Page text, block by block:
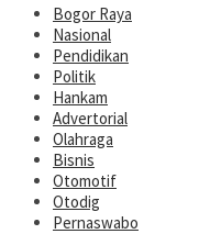
Bogor Raya
Nasional
Pendidikan
Politik
Hankam
Advertorial
Olahraga
Bisnis
Otomotif
Otodig
Pernaswabo